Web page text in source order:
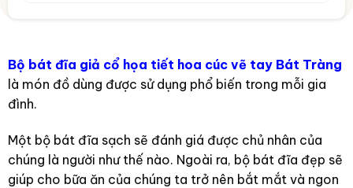
Bộ bát đĩa giả cổ họa tiết hoa cúc vẽ tay Bát Tràng
là món đồ dùng được sử dụng phổ biến trong mỗi gia
đình.
Một bộ bát đĩa sạch sẽ đánh giá được chủ nhân của
chúng là người như thế nào. Ngoài ra, bộ bát đĩa đẹp sẽ
giúp cho bữa ăn của chúng ta trở nên bắt mắt và ngon